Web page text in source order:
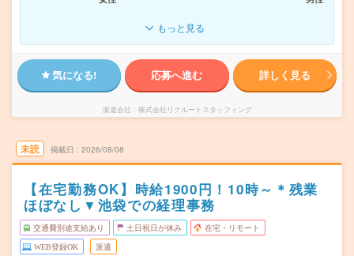
もっと見る
気になる! 応募へ進む 詳しく見る
派遣会社 株式会社リクルートスタッフィング
未読 掲載日 2026/08/08
【在宅勤務OK】時給1900円！10時～＊残業
ほぼなし▼池袋での経理事務
交通費別途支給あり 土日祝日が休み 在宅・リモート
WEB登録OK 派遣